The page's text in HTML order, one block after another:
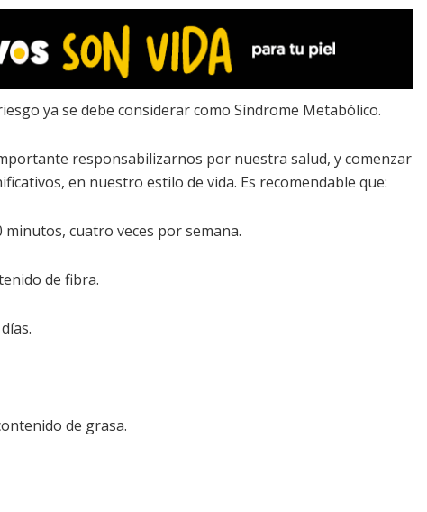
ya se debe considerar como Síndrome Metabólico.
responsabilizarnos por nuestra salud, y comenzar
en nuestro estilo de vida. Es recomendable que:
cuatro veces por semana.
de fibra.
de grasa.